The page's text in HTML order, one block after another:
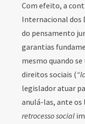
Com efeito, a
Internacional dos
do pensamento
garantias
mesmo quando
direitos sociais (
legislador atuar
anulá-las, ante os
retrocesso social